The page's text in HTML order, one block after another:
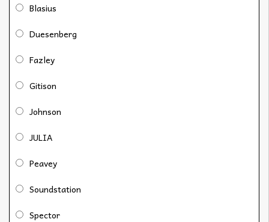
Blasius
Duesenberg
Fazley
Gitison
Johnson
JULIA
Peavey
Soundstation
Spector